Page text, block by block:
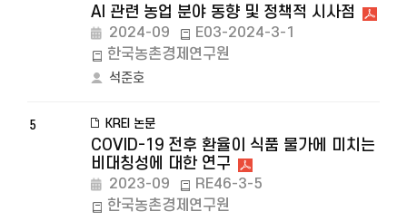
AI 관련 농업 분야 동향 및 정책적 시사점
2024-09
E03-2024-3-1
한국농촌경제연구원
석준호
5 KREI 논문
COVID-19 전후 환율이 식품 물가에 미치는
비대칭성에 대한 연구
2023-09
RE46-3-5
한국농촌경제연구원